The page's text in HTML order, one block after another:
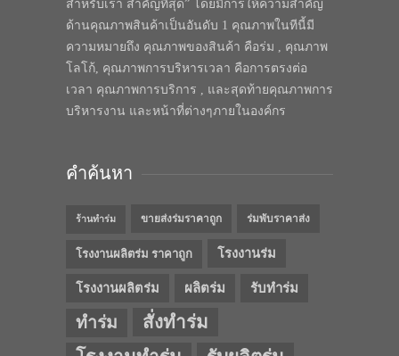
สำหรับเรา สำคัญที่สุด” โดยมีการให้ความสำคัญ
ด้านคุณภาพสินค้าเป็นอันดับ 1 คุณภาพในทีนี้มี
ความหมายถึง คุณภาพของสินค้า คือร่ม , คุณภาพ
โลโก้, คุณภาพการบริหารเวลา คือการตรงต่อ
เวลา คุณภาพการบริการ , และสุดท้ายคุณภาพการ
บริหารงาน และหน้าที่ต่างๆภายในองค์กร
คำค้นหา
ร้านทำร่ม ขายส่งร่มราคาถูก ร่มพับราคาส่ง
โรงงานผลิตร่ม ราคาถูก โรงงานร่ม
โรงงานผลิตร่ม ผลิตร่ม รับทำร่ม
ทำร่ม
สั่งทำร่ม